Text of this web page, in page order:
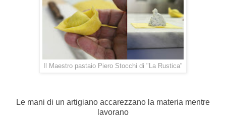
Il Maestro pastaio Piero Stocchi di "La Rustica"
Le mani di un artigiano accarezzano la materia mentre
lavorano